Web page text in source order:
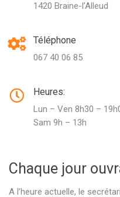
1420 Braine-l’Alleud
Téléphone
067 40 06 85
Heures:
Lun – Ven 8h30 –
Sam 9h – 13h
Chaque jour
A l’heure actuelle, le